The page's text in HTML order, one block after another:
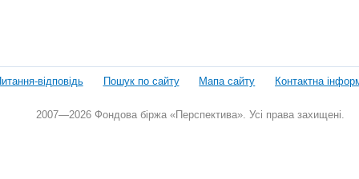
відповідь Пошук по сайту Мапа сайту Контактна
2007—2026 Фондова біржа «Перспектива». Усі права захищені.